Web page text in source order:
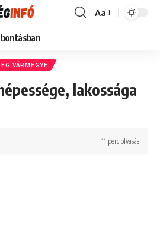
Font
Aa
VÁRMEGYE
lakossága
11 perc olvasás